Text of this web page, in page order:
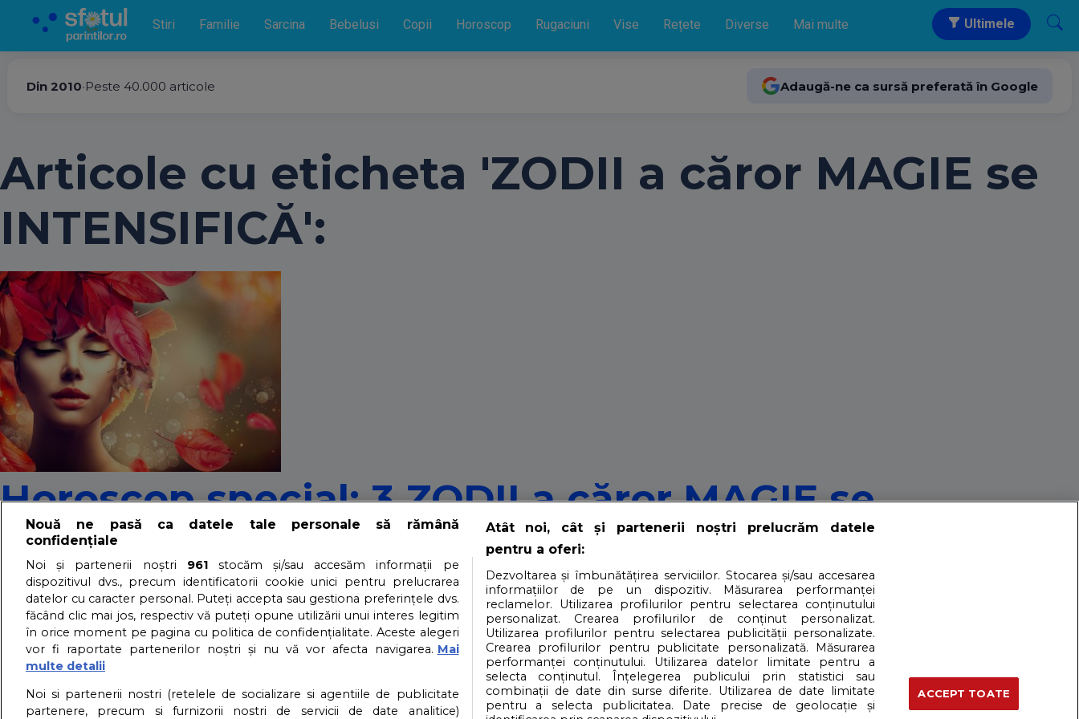
Stiri Familie Sarcina Bebelusi Copii Horoscop Rugaciuni Vise Rețete Diverse Mai multe Ultimele
Din 2010•Peste 40.000 articole Adaugă-ne ca sursă preferată în Google
Articole cu eticheta 'ZODII a căror MAGIE se
INTENSIFICĂ':
Horoscop special: 3 ZODII a căror MAGIE se
INTENSIFICĂ la finalul lunii octombrie 2024
17/10/2024 - Adriana Vaduva - Vizualizari:53
Luna octombrie 2024 aduce o energie mistică și transformatoare pentru anumite semne zodiacale, amplificându-le puterea interioară și abilitatea de a manifesta
dorințele.
About us – Despre noi Contact Partener: Depositphotos.com Partener: Dreamstime
Nouă ne pasă ca datele tale personale să rămână
confidențiale
Noi și partenerii noștri 961stocăm și/sau accesăm informații pe
dispozitivul dvs., precum identificatorii cookie unici pentru prelucrarea
datelor cu caracter personal. Puteți accepta sau gestiona preferințele dvs.
făcând clic mai jos, respectiv vă puteți opune utilizării unui interes legitim
în orice moment pe pagina cu politica de confidențialitate. Aceste alegeri
vor fi raportate partenerilor noștri și nu vă vor afecta navigarea. Mai
multe detalii
Noi si partenerii nostri (retelele de socializare si agentiile de publicitate
partenere, precum si furnizorii nostri de servicii de date analitice)
Atât noi, cât și partenerii noștri prelucrăm datele
pentru a oferi:
Dezvoltarea și îmbunătățirea serviciilor. Stocarea și/sau accesarea
informațiilor de pe un dispozitiv. Măsurarea performanței
reclamelor. Utilizarea profilurilor pentru selectarea conținutului
personalizat. Crearea profilurilor de conținut personalizat.
Utilizarea profilurilor pentru selectarea publicității personalizate.
Crearea profilurilor pentru publicitate personalizată. Măsurarea
performanței conținutului. Utilizarea datelor limitate pentru a
selecta conținutul. Înțelegerea publicului prin statistici sau
combinații de date din surse diferite. Utilizarea de date limitate
pentru a selecta publicitatea. Date precise de geolocație și
ACCEPT TOATE